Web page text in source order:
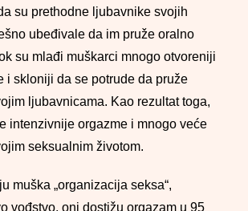
su prethodne ljubavnike svojih
ubeđivale da im pruže oralno
su mlađi muškarci mnogo otvoreniji
i skloniji da se potrude da pruže
ljubavnicama. Kao rezultat toga,
intenzivnije orgazme i mnogo veće
seksualnim životom.
muška „organizacija seksa“,
vođstvo, oni dostižu orgazam u 95